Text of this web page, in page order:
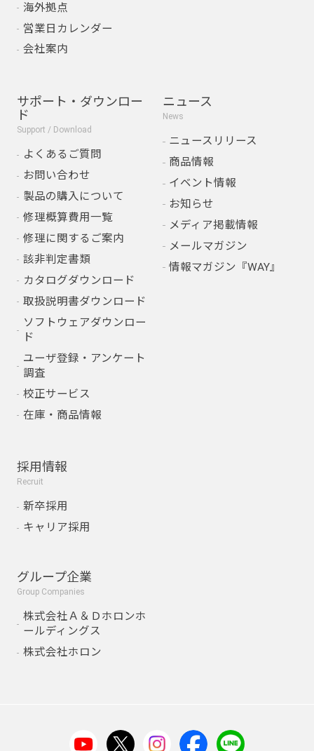
海外拠点
営業日カレンダー
会社案内
サポート・ダウンロー
ド
Support / Download
よくあるご質問
お問い合わせ
製品の購入について
修理概算費用一覧
修理に関するご案内
該非判定書類
カタログダウンロード
取扱説明書ダウンロード
ソフトウェアダウンロー
ド
ユーザ登録・アンケート
調査
校正サービス
在庫・商品情報
ニュース
News
ニュースリリース
商品情報
イベント情報
お知らせ
メディア掲載情報
メールマガジン
情報マガジン『WAY』
採用情報
Recruit
新卒採用
キャリア採用
グループ企業
Group Companies
株式会社Ａ＆Ｄホロンホ
ールディングス
株式会社ホロン